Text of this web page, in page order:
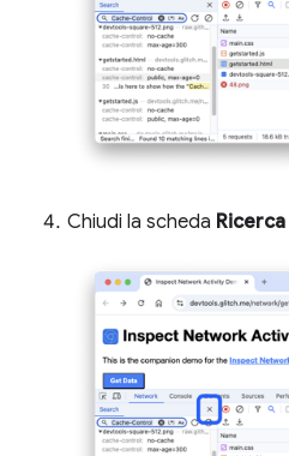
Chiudi la scheda Ricerca